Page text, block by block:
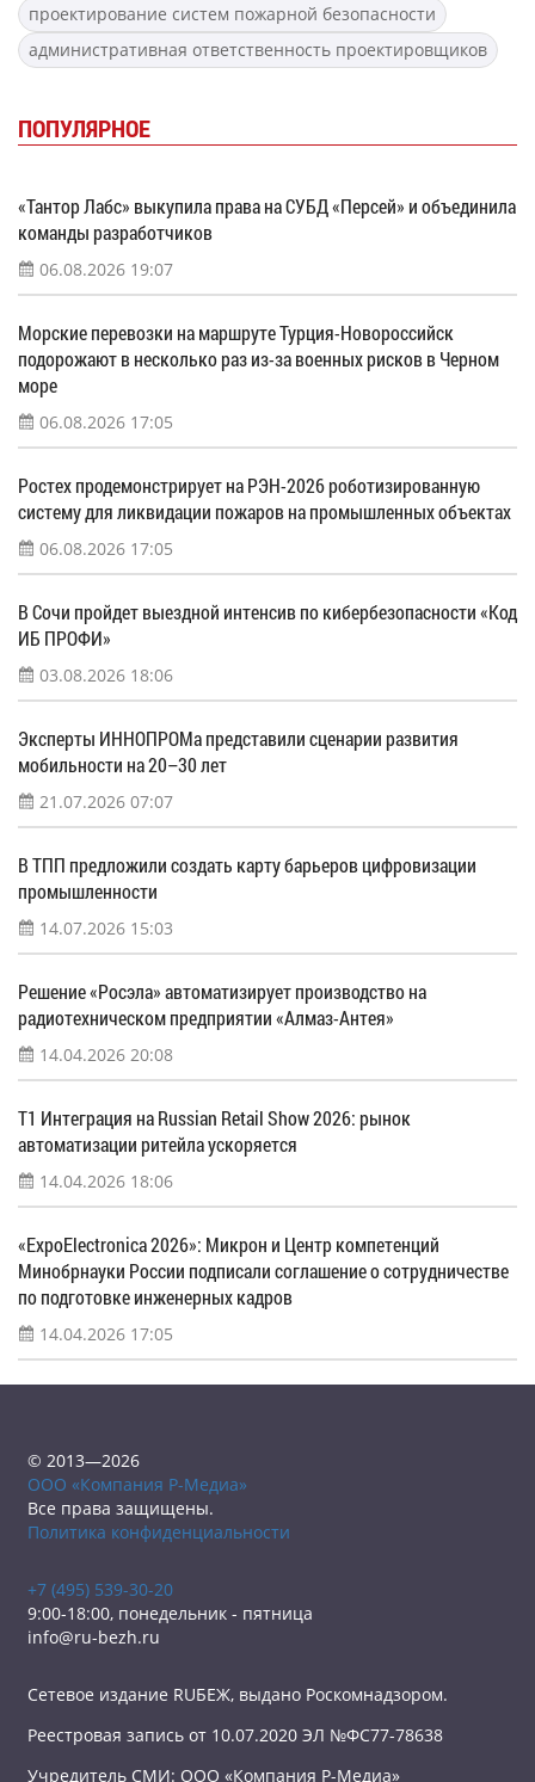
проектирование систем пожарной безопасности
административная ответственность проектировщиков
ПОПУЛЯРНОЕ
«Тантор Лабс» выкупила права на СУБД «Персей» и объединила
команды разработчиков
06.08.2026 19:07
Морские перевозки на маршруте Турция-Новороссийск
подорожают в несколько раз из-за военных рисков в Черном
море
06.08.2026 17:05
Ростех продемонстрирует на РЭН-2026 роботизированную
систему для ликвидации пожаров на промышленных объектах
06.08.2026 17:05
В Сочи пройдет выездной интенсив по кибербезопасности «Код
ИБ ПРОФИ»
03.08.2026 18:06
Эксперты ИННОПРОМа представили сценарии развития
мобильности на 20–30 лет
21.07.2026 07:07
В ТПП предложили создать карту барьеров цифровизации
промышленности
14.07.2026 15:03
Решение «Росэла» автоматизирует производство на
радиотехническом предприятии «Алмаз-Антея»
14.04.2026 20:08
Т1 Интеграция на Russian Retail Show 2026: рынок
автоматизации ритейла ускоряется
14.04.2026 18:06
«ExpoElectronica 2026»: Микрон и Центр компетенций
Минобрнауки России подписали соглашение о сотрудничестве
по подготовке инженерных кадров
14.04.2026 17:05
© 2013—2026
ООО «Компания Р-Медиа»
Все права защищены.
Политика конфиденциальности
+7 (495) 539-30-20
9:00-18:00, понедельник - пятница
info@ru-bezh.ru
Сетевое издание RUБЕЖ, выдано Роскомнадзором.
Реестровая запись от 10.07.2020 ЭЛ №ФС77-78638
Учредитель СМИ: ООО «Компания Р-Медиа»